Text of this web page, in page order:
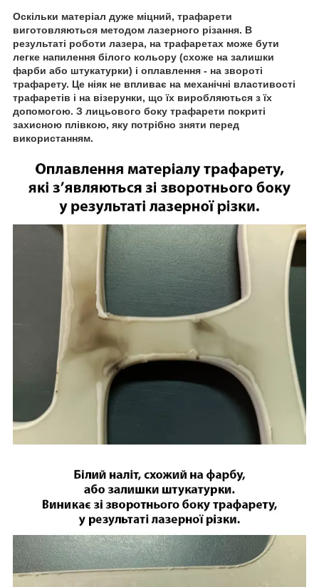
Оскільки матеріал дуже міцний, трафарети
виготовляються методом лазерного різання. В
результаті роботи лазера, на трафаретах може бути
легке напилення білого кольору (схоже на залишки
фарби або штукатурки) і оплавлення - на звороті
трафарету. Це ніяк не впливає на механічні властивості
трафаретів і на візерунки, що їх виробляються з їх
допомогою. З лицьового боку трафарети покриті
захисною плівкою, яку потрібно зняти перед
використанням.